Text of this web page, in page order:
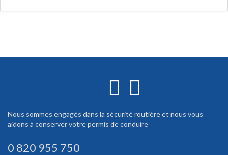
Nous sommes engagés dans la sécurité routière et nous vous
aidons à conserver votre permis de conduire
0 820 955 750